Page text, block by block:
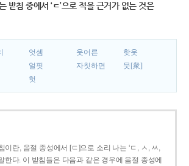
받침 중에서 ‘ㄷ’으로 적을 근거가 없는 것은
엇셈 웃어른
핫옷
얼핏 자칫하면
뭇[衆]
헛
이란, 음절 종성에서 [ㄷ]으로 소리 나는 ‘ㄷ, ㅅ, ㅆ,
한다. 이 받침들은 다음과 같은 경우에 음절 종성에